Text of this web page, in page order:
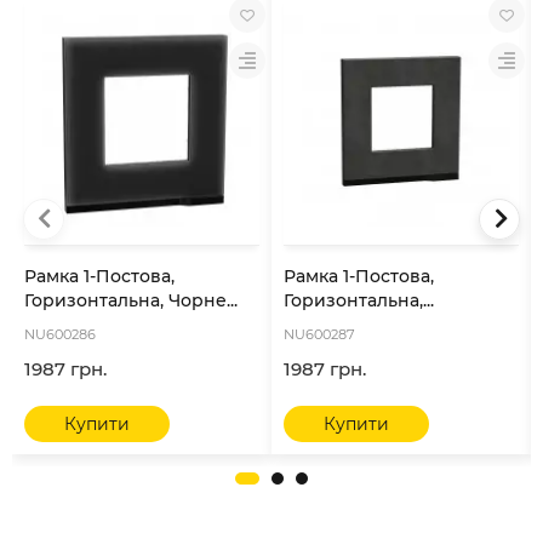
Рамка 1-Постова,
Горизонтальна, Чорне...
NU600286
1987 грн.
Купити
Рамка 1-Постова,
Горизонтальна,...
NU600287
1987 грн.
Купити